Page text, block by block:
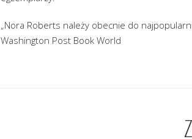
„Nora Roberts należy obecnie do
Washington Post Book World